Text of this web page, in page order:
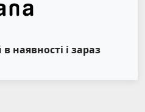
наявності і зараз